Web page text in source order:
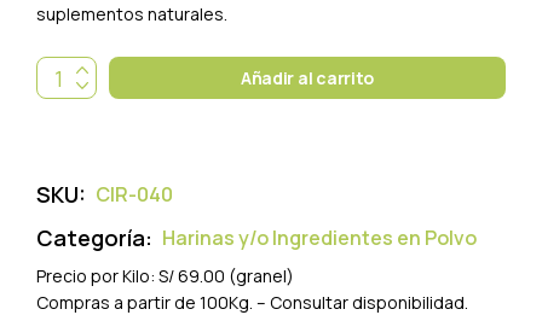
suplementos naturales.
Ciruela quantity
Añadir al carrito
SKU: CIR-040
Categoría: Harinas y/o Ingredientes en Polvo
Precio por Kilo: S/ 69.00 (granel)
Compras a partir de 100Kg. – Consultar disponibilidad.